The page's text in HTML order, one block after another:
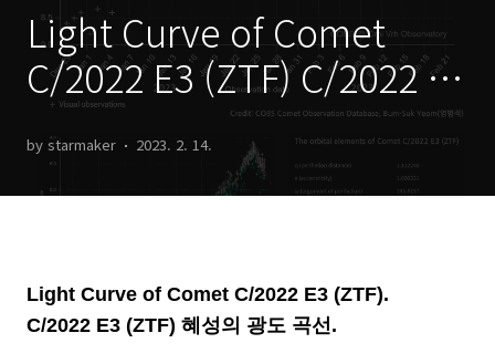
Light Curve of Comet
C/2022 E3 (ZTF) C/2022 E3
(ZTF) 혜성의 광도 곡선
by starmaker 2023. 2. 14.
Light Curve of Comet C/2022 E3 (ZTF).
C/2022 E3 (ZTF) 혜성의 광도 곡선.